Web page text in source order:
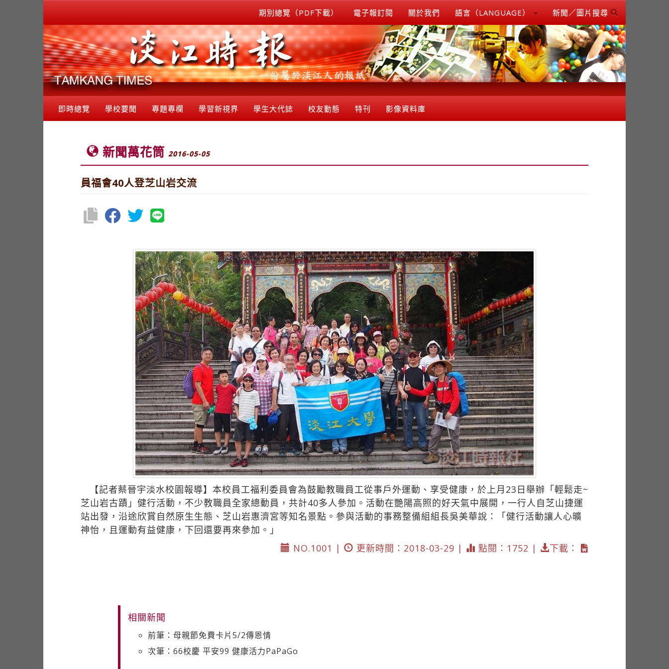
期別總覽（PDF下載） 電子報訂閱 關於我們 語言（LANGUAGE） 新聞／圖片搜尋
即時總覽 學校要聞 專題專欄 學習新視界 學生大代誌 校友動態 特刊 影像資料庫
新聞萬花筒 2016-05-05
員福會40人登芝山岩交流
【記者蔡晉宇淡水校園報導】本校員工福利委員會為鼓勵教職員工從事戶外運動、享受健康，於上月23日舉辦「輕鬆走~
芝山岩古蹟」健行活動，不少教職員全家總動員，共計40多人參加。活動在艷陽高照的好天氣中展開，一行人自芝山捷運
站出發，沿途欣賞自然原生生態、芝山岩惠濟宮等知名景點。參與活動的事務整備組組長吳美華說：「健行活動讓人心曠
神怡，且運動有益健康，下回還要再來參加。」
NO.1001 |
更新時間：2018-03-29 | 點閱：1752 | 下載：
相關新聞
前筆：母親節免費卡片5/2傳恩情
次筆：66校慶 平安99 健康活力PaPaGo